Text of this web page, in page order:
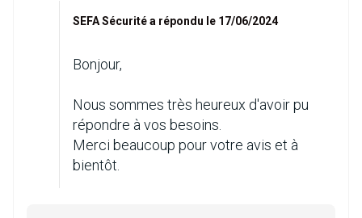
SEFA Sécurité a répondu le 17/06/2024
Bonjour,
Nous sommes très heureux d'avoir pu
répondre à vos besoins.
Merci beaucoup pour votre avis et à
bientôt.